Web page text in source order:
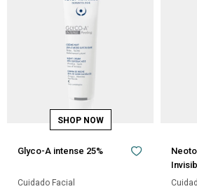
Glyco-A intense 25%
Cuidado Facial